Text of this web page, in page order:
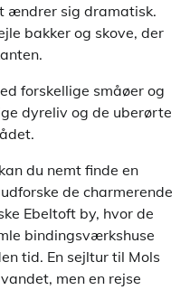
ændrer sig dramatisk.
bakker og skove, der
forskellige småøer og
dyreliv og de uberørte
du nemt finde en
de charmerende
Ebeltoft by, hvor de
bindingsværkshuse
tid. En sejltur til Mols
men en rejse